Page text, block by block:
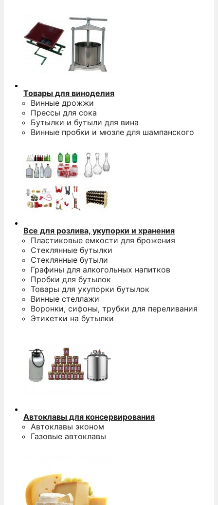
Товары для виноделия
Винные дрожжи
Прессы для сока
Бутылки и бутыли для вина
Винные пробки и мюзле для шампанского
Все для розлива, укупорки и хранения
Пластиковые емкости для брожения
Стеклянные бутылки
Стеклянные бутыли
Графины для алкогольных напитков
Пробки для бутылок
Товары для укупорки бутылок
Винные стеллажи
Воронки, сифоны, трубки для переливания
Этикетки на бутылки
Автоклавы для консервирования
Автоклавы эконом
Газовые автоклавы